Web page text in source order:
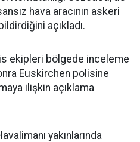
hava aracının askeri
açıkladı.
ekipleri bölgede inceleme
Euskirchen polisine
ilişkin açıklama
yakınlarında